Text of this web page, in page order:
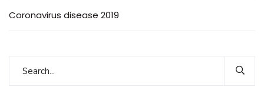
Coronavirus disease 2019